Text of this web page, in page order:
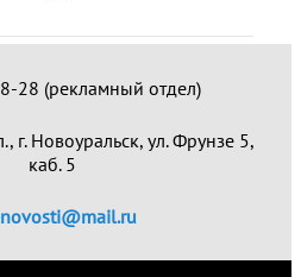
28 (рекламный отдел)
г. Новоуральск, ул. Фрунзе 5,
каб. 5